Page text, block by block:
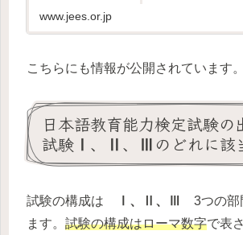
www.jees.or.jp
こちらにも情報が公開されています。
日本語教育能力検定試験の
試験Ⅰ、Ⅱ、Ⅲのどれに該
試験の構成は Ⅰ、Ⅱ、Ⅲ
3つの部
ます。 試験の構成はローマ数字で表